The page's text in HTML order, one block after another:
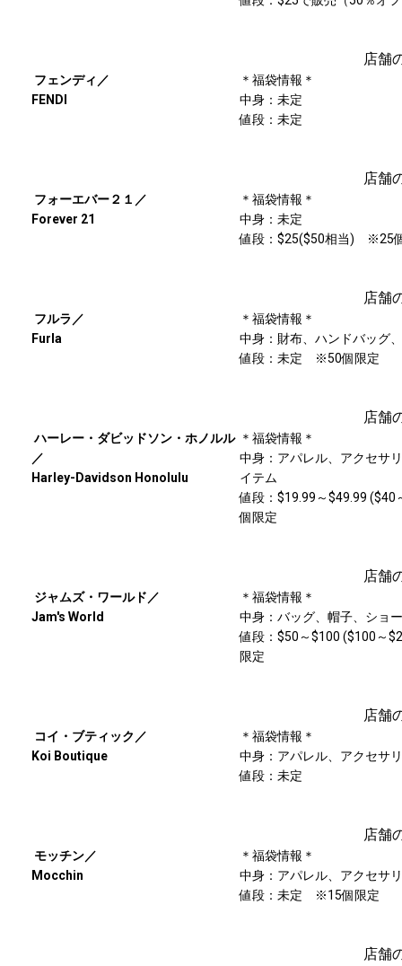
店舗
フェンディ／
FENDI
＊福袋情報＊
中身：未定
値段：未定
店舗
フォーエバー２１／
Forever 21
＊福袋情報＊
中身：未定
値段：$25($50相当) ※25
店舗
フルラ／
Furla
＊福袋情報＊
中身：財布、ハンドバッグ
値段：未定 ※50個限定
店舗
ハーレー・ダビッドソン・ホノルル
／
Harley-Davidson Honolulu
＊福袋情報＊
中身：アパレル、アクセサ
イテム
値段：$19.99～$49.99
個限定
店舗
ジャムズ・ワールド／
Jam's World
＊福袋情報＊
中身：バッグ、帽子、ショ
値段：$50～$100 ($100
限定
店舗
コイ・ブティック／
Koi Boutique
＊福袋情報＊
中身：アパレル、アクセサ
値段：未定
店舗
モッチン／
Mocchin
＊福袋情報＊
中身：アパレル、アクセサ
値段：未定 ※15個限定
店舗